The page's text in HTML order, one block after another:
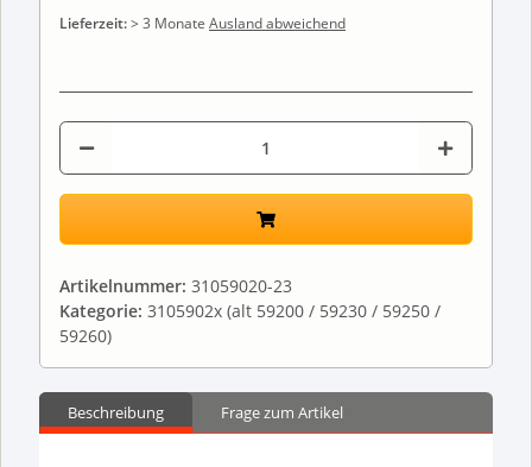
Lieferzeit:> 3 Monate Ausland abweichend
Artikelnummer: 31059020-23
Kategorie: 3105902x (alt 59200 / 59230 / 59250 /
59260)
Beschreibung Frage zum Artikel